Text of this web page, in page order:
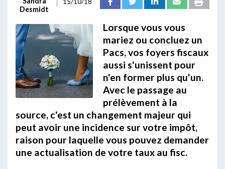
Desmidt
Lorsque vous vous
mariez ou concluez un
Pacs, vos foyers fiscaux
aussi s'unissent pour
n'en former plus qu'un.
Avec le passage au
prélèvement à la
source, c'est un changement majeur qui
peut avoir une incidence sur votre impôt,
raison pour laquelle vous pouvez demander
une actualisation de votre taux au fisc.